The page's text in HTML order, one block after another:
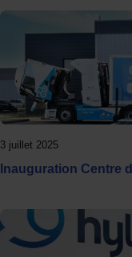
Inauguration Centre
3 juillet 2025